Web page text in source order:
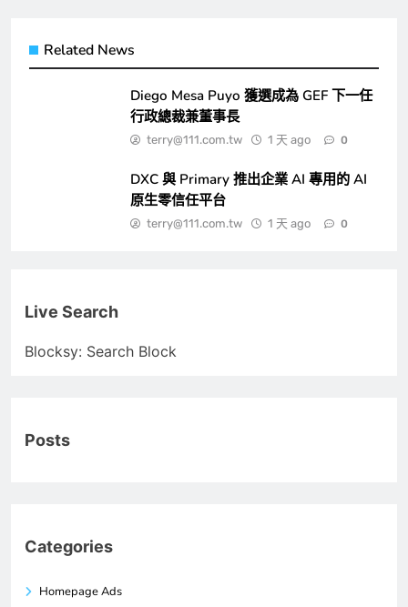
Related News
Diego Mesa Puyo 獲選成為 GEF 下一任
行政總裁兼董事長
terry@111.com.tw 1 天 ago 0
DXC 與 Primary 推出企業 AI 專用的 AI
原生零信任平台
terry@111.com.tw 1 天 ago 0
Live Search
Blocksy: Search Block
Posts
Categories
Homepage Ads